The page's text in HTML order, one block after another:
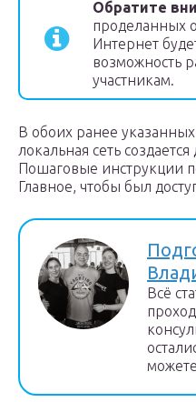
Обратите
проделанных
Интернет
возможность
участникам.
В обоих ранее
локальная сеть
Пошаговые инструкции
Главное, чтобы был
Всё